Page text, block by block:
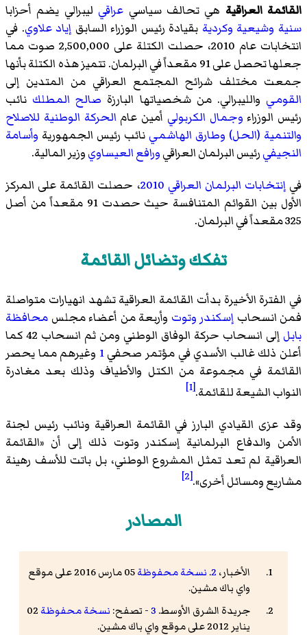
القائمة العراقية هي تحالف سياسي عراقي ليبرالي يضم أحزابا
سنية وشيعية وكردية بقيادة رئيس الوزراء السابق إياد علاوي. في
انتخابات عام 2010، حصلت الكتلة على 2,500,000 صوت مما
جعلها تحصل على 91 مقعداً في البرلمان. تتميز هذه الكتلة بأنها
جمعت مختلف شرائح المجتمع العراقي من المتدين إلى
القومي والليبرالي. من شخصياتها البارزة صالح المطلك نائب
رئيس الوزراء وجمال الكربولي أمين عام الحركة الوطنية للاصلاح
والتنمية (الحل) وطارق الهاشمي نائب رئيس الجمهورية وأسامة
النجيفيرئيس البرلمان العراقيورافع العيساويوزير المالية.
فيإنتخابات البرلمان العراقي 2010
، حصلت القائمة على المركز
الأول بين القوائم المتنافسة حيث حصدت 91 مقعداً من أصل
325 مقعداً في البرلمان.
تفكك وتضائل القائمة
في الفترة الأخيرة بدأت القائمة العراقية تشهد انهيارات متواصلة
فمن انسحاب إسكندر وتوت وأربعة من أعضاء مجلس محافظة
بابل إلى انسحاب حركة الوفاق الوطني
ومن ثم انسحاب 42 كما
أعلن ذلك غالب الأسدي في مؤتمر صحفي1 وغيرهم مما يحصر
القائمة في مجموعة من الكتل والأطياف وذلك بعد مغادرة
النواب الشيعة للقائمة.[1]
وقد عزى القيادي البارز في القائمة العراقية ونائب رئيس لجنة
الأمن والدفاع البرلمانية إسكندر وتوت ذلك إلى أن «القائمة
العراقية لم تعد تمثل المشروع الوطني، بل باتت للأسف رهينة
مشاريع ومسائل أخرى».[2]
المصادر
الأخبار، 2
. نسخة محفوظة
05 مارس 2016 على موقع
واي باك مشين.
جريدة الشرق الأوسط. 3- تصفح: نسخة محفوظة 02
يناير 2012 على موقع واي باك مشين.